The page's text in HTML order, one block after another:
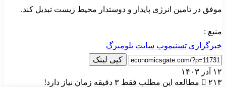
موفق در تامین انرژی پایدار و دوستدار محیط زیست تبدیل کند.
منبع :
خبرگزاری تسنیموب سایت بلومبرگ
کپی لینک
۱۲ آذر ۱۴۰۳
۲۱۳
مطالعه این مطلب فقط ۳ دقیقه زمان نیاز دارد!